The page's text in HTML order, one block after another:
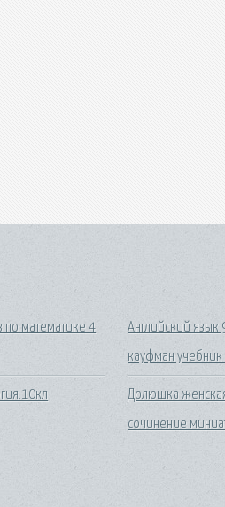
по математике 4
Английский язык
кауфман учебник
Долюшка
сочинение